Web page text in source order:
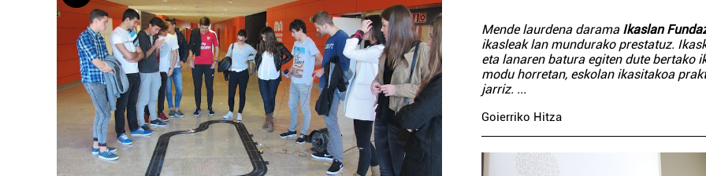
Mende laurdena darama Ikaslan
ikasleak lan mundurako prestatuz.
eta lanaren batura egiten dute bertako
modu horretan, eskolan ikasitakoa
jarriz. ...
Goierriko Hitza